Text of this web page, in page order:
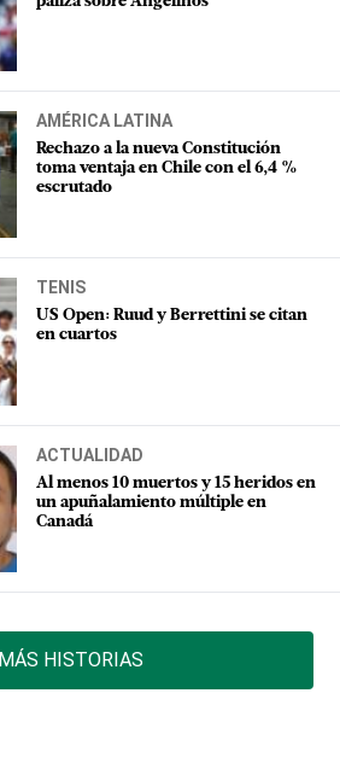
AMÉRICA LATINA
Rechazo a la nueva Constitución
toma ventaja en Chile con el 6,4 %
escrutado
TENIS
US Open: Ruud y Berrettini se citan
en cuartos
ACTUALIDAD
Al menos 10 muertos y 15 heridos en
un apuñalamiento múltiple en
Canadá
MÁS HISTORIAS